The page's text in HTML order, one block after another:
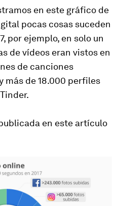
en este gráfico de
pocas cosas suceden
por ejemplo, en solo un
de vídeos eran vistos en
de canciones
más de 18.000 perfiles
en este artículo